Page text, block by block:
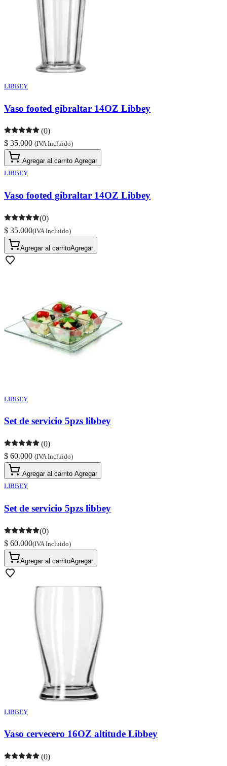
LIBBEY
Vaso footed gibraltar 14OZ Libbey
(0)
$ 35.000 (IVA Incluido)
Agregar al carrito Agregar
LIBBEY
Vaso footed gibraltar 14OZ Libbey
(0)
$ 35.000(IVA Incluido)
Agregar al carritoAgregar
LIBBEY
Set de servicio 5pzs libbey
(0)
$ 60.000 (IVA Incluido)
Agregar al carrito Agregar
LIBBEY
Set de servicio 5pzs libbey
(0)
$ 60.000(IVA Incluido)
Agregar al carritoAgregar
LIBBEY
Vaso cervecero 16OZ altitude Libbey
(0)